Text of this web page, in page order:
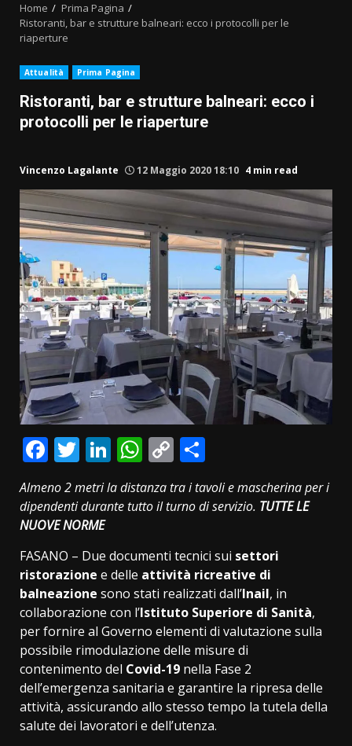
Home
Prima Pagina
Ristoranti, bar e strutture balneari: ecco i protocolli per le
riaperture
Attualità Prima Pagina
Ristoranti, bar e strutture balneari: ecco i
protocolli per le riaperture
Vincenzo Lagalante 12 Maggio 2020 18:10 4 min read
Facebook
Twitter
LinkedIn
WhatsApp
Copy
Link
Almeno 2 metri la distanza tra i tavoli e mascherina per i
dipendenti durante tutto il turno di servizio. TUTTE LE
NUOVE NORME
FASANO – Due documenti tecnici sui settori
ristorazione e delle attività ricreative di
balneazione sono stati realizzati dall’Inail, in
collaborazione con l’Istituto Superiore di Sanità,
per fornire al Governo elementi di valutazione sulla
possibile rimodulazione delle misure di
contenimento del Covid-19 nella Fase 2
dell’emergenza sanitaria e garantire la ripresa delle
attività, assicurando allo stesso tempo la tutela della
salute dei lavoratori e dell’utenza.